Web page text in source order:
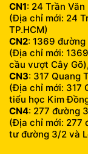
CN1: 24 Trần Văn
(Địa chỉ mới: 24
TP.HCM)
CN2: 1369 đường
(Địa chỉ mới:
cầu vượt Cây
CN3: 317 Quang
(Địa chỉ mới: 317
tiểu học Kim
CN4: 277 đường
(Địa chỉ mới: 277
tư đường 3/2 và